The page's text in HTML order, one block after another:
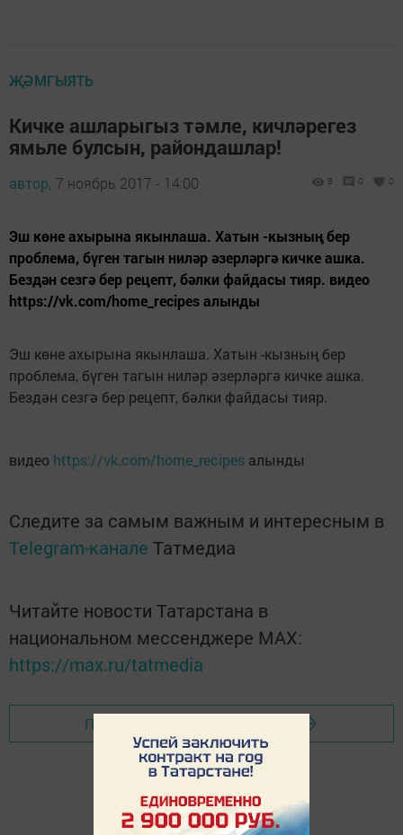
ҖӘМГЫЯТЬ
Кичке ашларыгыз тәмле, кичләрегез
ямьле булсын, райондашлар!
автор, 7 ноябрь 2017 - 14:00 8 0 0
Эш көне ахырына якынлаша. Хатын -кызның бер
проблема, бүген тагын ниләр әзерләргә кичке ашка.
Бездән сезгә бер рецепт, бәлки файдасы тияр. видео
https://vk.com/home_recipes алынды
Эш көне ахырына якынлаша. Хатын -кызның бер
проблема, бүген тагын ниләр әзерләргә кичке ашка.
Бездән сезгә бер рецепт, бәлки файдасы тияр.
видео https://vk.com/home_recipes алынды
Следите за самым важным и интересным в
Telegram-канале Татмедиа
Читайте новости Татарстана в
национальном мессенджере MАХ:
https://max.ru/tatmedia
Перейти на страницу новости